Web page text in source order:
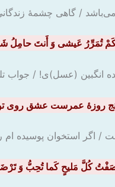
/ گاهی چشمۀ
انگبین (عسل)ی! /
اگر استخوان پوسیده ام